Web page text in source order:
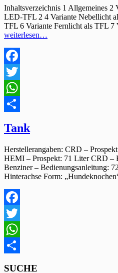
Inhaltsverzeichnis 1 Allgemeines
LED-TFL 2 4 Variante Nebellicht
TFL 6 Variante Fernlicht als TFL 7
weiterlesen…
Facebook
Twitter
WhatsApp
Tank
Herstellerangaben: CRD –
HEMI – Prospekt: 71 Liter CRD –
Benziner – Bedienungsanleitung:
Hinterachse Form:
Facebook
Twitter
WhatsApp
SUCHE